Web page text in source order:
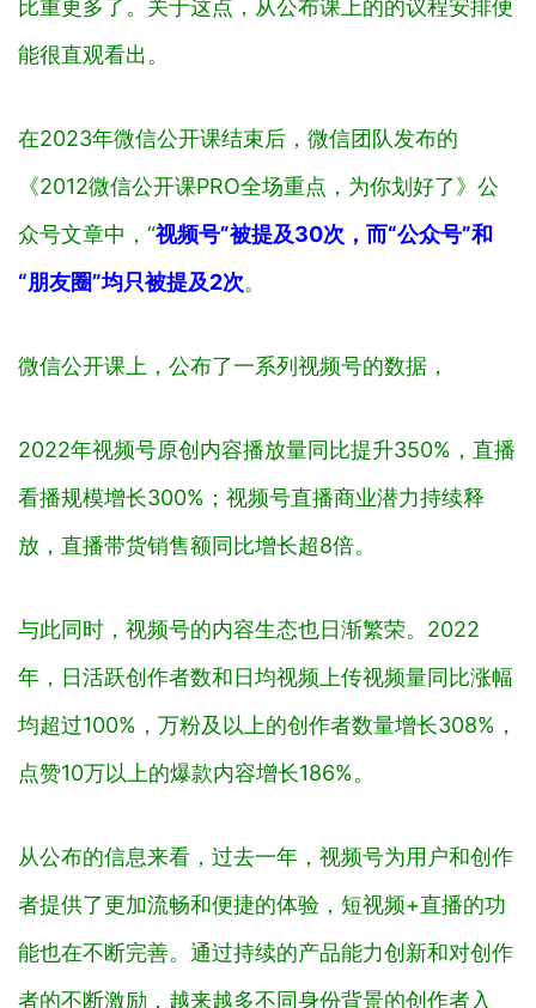
比重更多了。关于这点，从公布课上的的议程安排便
能很直观看出。
在2023年微信公开课结束后，微信团队发布的
《2012微信公开课PRO全场重点，为你划好了》公
众号文章中，“视频号”被提及30次，而“公众号”和
“朋友圈”均只被提及2次。
微信公开课上，公布了一系列视频号的数据，
2022年视频号原创内容播放量同比提升350%，直播
看播规模增长300%；视频号直播商业潜力持续释
放，直播带货销售额同比增长超8倍。
与此同时，视频号的内容生态也日渐繁荣。2022
年，日活跃创作者数和日均视频上传视频量同比涨幅
均超过100%，万粉及以上的创作者数量增长308%，
点赞10万以上的爆款内容增长186%。
从公布的信息来看，过去一年，视频号为用户和创作
者提供了更加流畅和便捷的体验，短视频+直播的功
能也在不断完善。通过持续的产品能力创新和对创作
者的不断激励，越来越多不同身份背景的创作者入